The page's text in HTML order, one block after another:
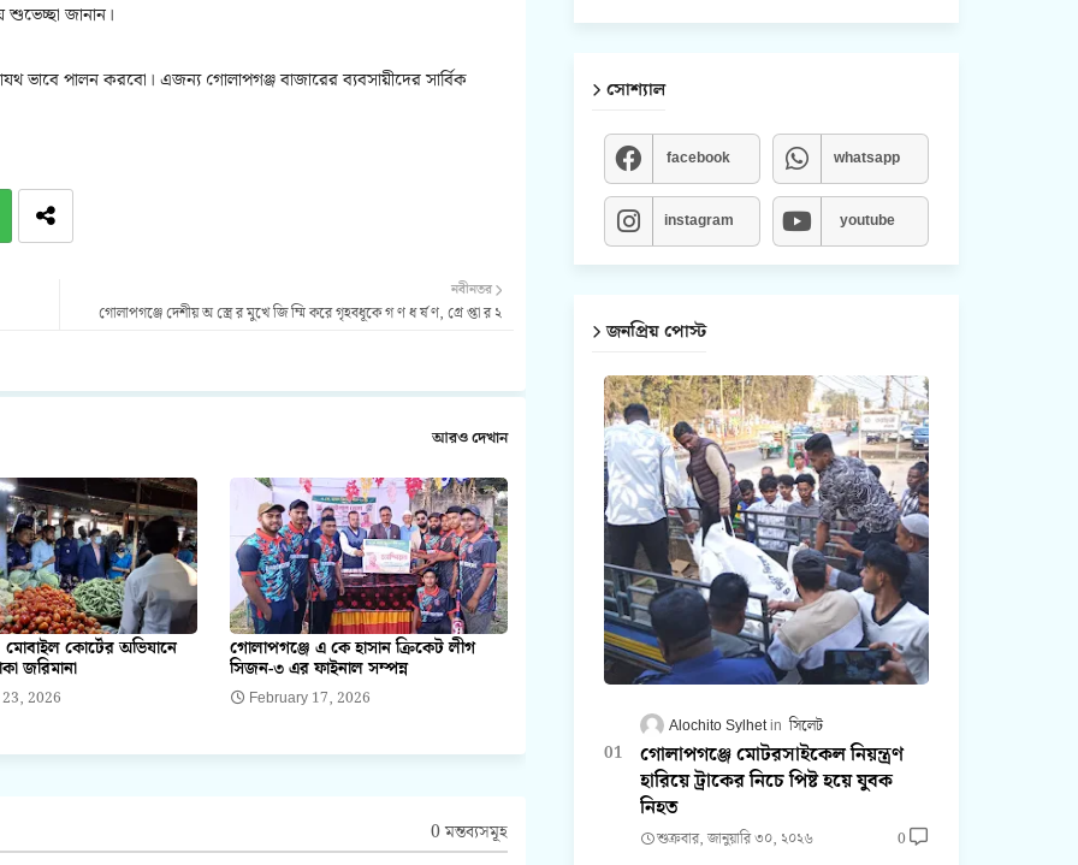
জানান।
ভাবে পালন করবো। এজন্য গোলাপগঞ্জ বাজারের ব্যবসায়ীদের সার্বিক
নবীনতর
গোলাপগঞ্জে দেশীয় অ স্ত্রে র মুখে জি ম্মি করে গৃহবধূকে গ ণ ধ র্ষ ণ, গ্রে প্তা র ২
আরও দেখান
কোর্টের অভিযানে
জরিমানা
2026
গোলাপগঞ্জে এ কে হাসান ক্রিকেট লীগ
সিজন-৩ এর ফাইনাল সম্পন্ন
February 17, 2026
0 মন্তব্যসমূহ
সোশ্যাল
facebook whatsapp
instagram youtube
জনপ্রিয় পোস্ট
Alochito Sylhet সিলেট
গোলাপগঞ্জে মোটরসাইকেল নিয়ন্ত্রণ
হারিয়ে ট্রাকের নিচে পিষ্ট হয়ে যুবক
নিহত
শুক্রবার, জানুয়ারি ৩০, ২০২৬ 0